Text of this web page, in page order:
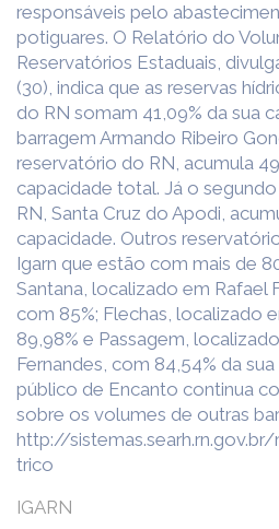
responsáveis pelo
potiguares. O Relatório do
Reservatórios Estaduais,
(30), indica que as reservas
do RN somam 41,09% da sua
barragem Armando Ribeiro
reservatório do RN, acumula
capacidade total. Já o
RN, Santa Cruz do Apodi,
capacidade. Outros
Igarn que estão com mais de
Santana, localizado em Rafael
com 85%; Flechas, localizado
89,98% e Passagem,
Fernandes, com 84,54% da
público de Encanto continua
sobre os volumes de outras
http://
trico
IGARN